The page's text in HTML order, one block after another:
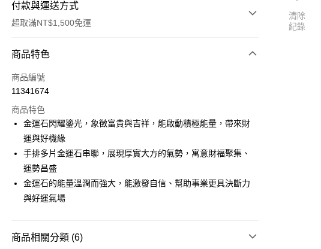
付款與運送方式
超取滿NT$1,500免運
付款方式
信用卡一次付款
Apple Pay
街口支付
悠遊付
Google Pay
大哥付你分期
相關說明
商品特色
商品編號
11341674
商品特色
金運石閃耀鎏光，象徵富貴與吉祥，能啟動積極能量，帶來財
運與好機緣
手排多片金運石串聯，展現厚實大方的氣勢，寓意財福聚集、
運勢昌盛
金運石的能量溫潤而強大，能激發自信、幫助事業更具決斷力
與好運氣場
商品相關分類 (6)
清除
紀錄